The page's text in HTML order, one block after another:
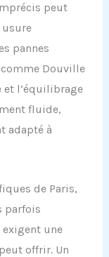
peut
pannes
Douville
et l’équilibrage
fluide,
adapté à
de Paris,
parfois
une
offrir. Un